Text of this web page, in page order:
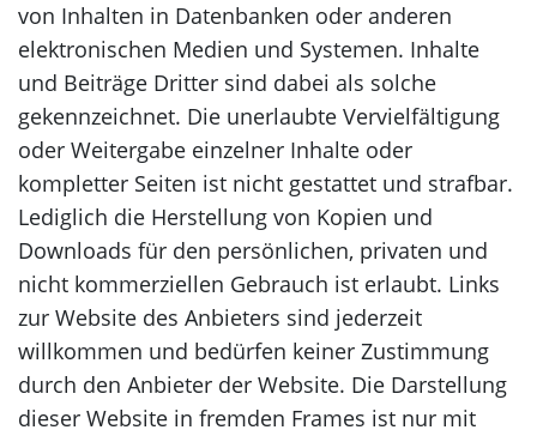
von Inhalten in Datenbanken oder anderen
elektronischen Medien und Systemen. Inhalte
und Beiträge Dritter sind dabei als solche
gekennzeichnet. Die unerlaubte Vervielfältigung
oder Weitergabe einzelner Inhalte oder
kompletter Seiten ist nicht gestattet und strafbar.
Lediglich die Herstellung von Kopien und
Downloads für den persönlichen, privaten und
nicht kommerziellen Gebrauch ist erlaubt. Links
zur Website des Anbieters sind jederzeit
willkommen und bedürfen keiner Zustimmung
durch den Anbieter der Website. Die Darstellung
dieser Website in fremden Frames ist nur mit